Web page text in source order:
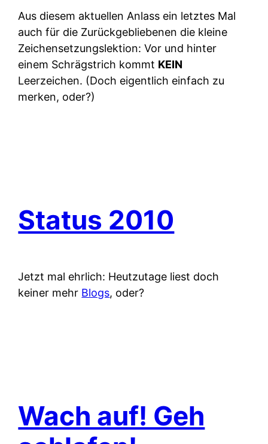
Aus diesem aktuellen Anlass ein letztes Mal
auch für die Zurückgebliebenen die kleine
Zeichensetzungslektion: Vor und hinter
einem Schrägstrich kommt KEIN
Leerzeichen. (Doch eigentlich einfach zu
merken, oder?)
Status 2010
Jetzt mal ehrlich: Heutzutage liest doch
keiner mehr Blogs, oder?
Wach auf! Geh